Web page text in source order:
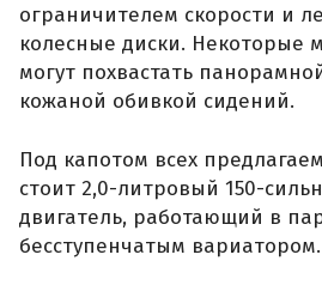
ограничителем скорости и
колесные диски. Некоторые
могут похвастать
кожаной обивкой сидений.
Под капотом всех
стоит 2,0-литровый 150-
двигатель, работающий в
бесступенчатым вариатором.